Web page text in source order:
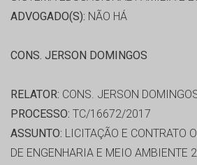
ADVOGADO(S): NÃO HÁ
CONS. JERSON DOMINGOS
RELATOR: CONS. JERSON
PROCESSO: TC/16672/2017
ASSUNTO: LICITAÇÃO E CONTRATO
DE ENGENHARIA E MEIO AMBIENTE